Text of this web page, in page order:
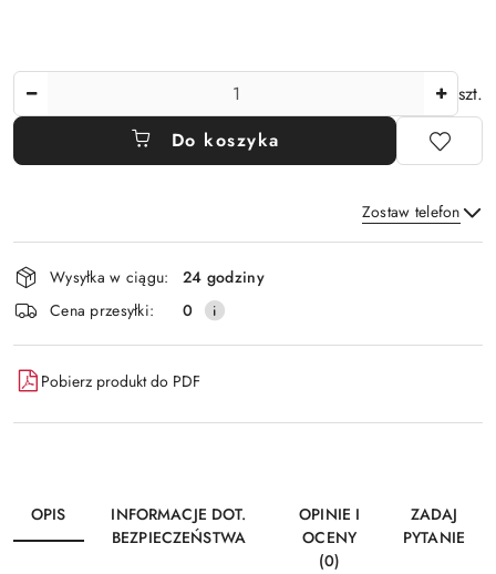
szt.
Do koszyka
Zostaw telefon
Wyślij
Dostępność
i
dostawa
Wysyłka w ciągu:
24 godziny
Cena przesyłki:
0
Pobierz produkt do PDF
OPIS
INFORMACJE DOT.
BEZPIECZEŃSTWA
OPINIE I
OCENY
(0)
ZADAJ
PYTANIE